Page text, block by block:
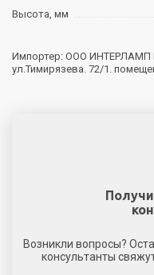
Высота, мм
Импортер: ООО ИНТЕРЛАМП
ул.Тимирязева. 72/1.
Возникли вопросы?
консультанты